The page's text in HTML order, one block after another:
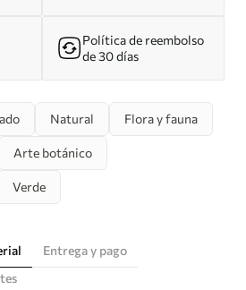
Política de reembolso
de 30 días
Natural Flora y fauna
Arte botánico
Verde
Entrega y pago